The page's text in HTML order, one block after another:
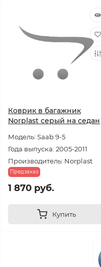
Коврик в багажник
Norplast серый на седан
Модель: Saab 9-5
Года выпуска: 2005-2011
Производитель: Norplast
Предзаказ
1 870 руб.
Купить